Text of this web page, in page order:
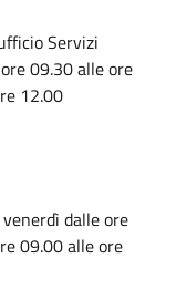
Servizi
09.30 alle ore
12.00
dalle ore
09.00 alle ore